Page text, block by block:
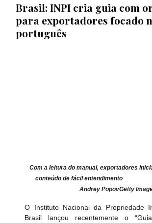
Brasil: INPI cria guia com
para exportadores focado
português
Com a leitura do manual, exportadores
conteúdo de fácil entendimento
Andrey PopovGetty
O Instituto Nacional da Propriedade
Brasil lançou recentemente o